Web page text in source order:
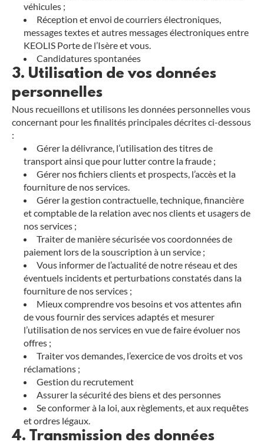
véhicules ;
Réception et envoi de courriers électroniques,
messages textes et autres messages électroniques entre
KEOLIS Porte de l’Isère et vous.
Candidatures spontanées
3. Utilisation de vos données
personnelles
Nous recueillons et utilisons les données personnelles vous
concernant pour les finalités principales décrites ci-dessous
:
Gérer la délivrance, l’utilisation des titres de
transport ainsi que pour lutter contre la fraude ;
Gérer nos fichiers clients et prospects, l’accès et la
fourniture de nos services.
Gérer la gestion contractuelle, technique, financière
et comptable de la relation avec nos clients et usagers de
nos services ;
Traiter de manière sécurisée vos coordonnées de
paiement lors de la souscription à un service ;
Vous informer de l’actualité de notre réseau et des
éventuels incidents et perturbations constatés dans la
fourniture de nos services ;
Mieux comprendre vos besoins et vos attentes afin
de vous fournir des services adaptés et mesurer
l’utilisation de nos services en vue de faire évoluer nos
offres ;
Traiter vos demandes, l’exercice de vos droits et vos
réclamations ;
Gestion du recrutement
Assurer la sécurité des biens et des personnes
Se conformer à la loi, aux règlements, et aux requêtes
et ordres légaux.
4. Transmission des données